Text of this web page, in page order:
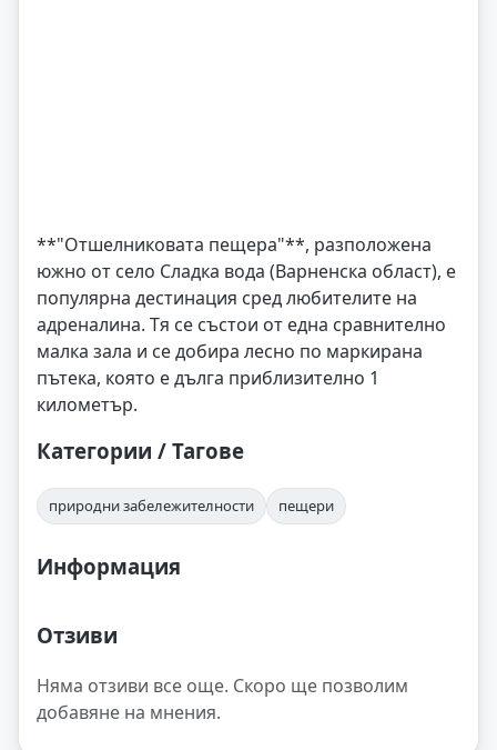
**"Отшелниковата пещера"**, разположена
южно от село Сладка вода (Варненска област), е
популярна дестинация сред любителите на
адреналина. Тя се състои от една сравнително
малка зала и се добира лесно по маркирана
пътека, която е дълга приблизително 1
километър.
Категории / Тагове
природни забележителности пещери
Информация
Отзиви
Няма отзиви все още. Скоро ще позволим
добавяне на мнения.